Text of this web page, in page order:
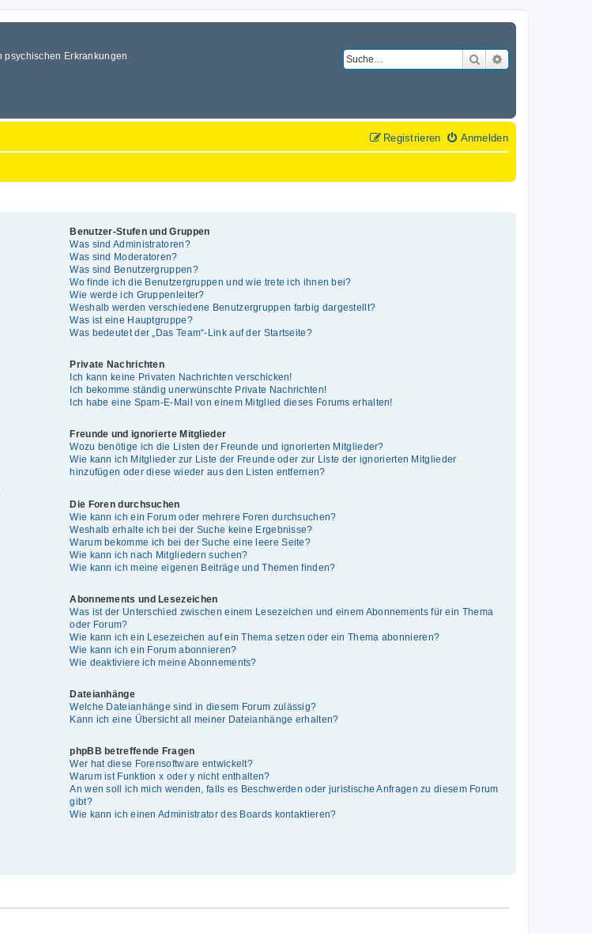
Erkrankungen Suche
Anmelden
Registrieren
Benutzer-Stufen und Gruppen
Was sind Administratoren?
Was sind Moderatoren?
Was sind Benutzergruppen?
Wo finde ich die Benutzergruppen und wie trete ich ihnen bei?
Wie werde ich Gruppenleiter?
Weshalb werden verschiedene Benutzergruppen farbig dargestellt?
Was ist eine Hauptgruppe?
Was bedeutet der „Das Team“-Link auf der Startseite?
Private Nachrichten
Ich kann keine Privaten Nachrichten verschicken!
Ich bekomme ständig unerwünschte Private Nachrichten!
Ich habe eine Spam-E-Mail von einem Mitglied dieses Forums erhalten!
Freunde und ignorierte Mitglieder
Wozu benötige ich die Listen der Freunde und ignorierten Mitglieder?
Wie kann ich Mitglieder zur Liste der Freunde oder zur Liste der ignorierten Mitglieder
hinzufügen oder diese wieder aus den Listen entfernen?
Die Foren durchsuchen
Wie kann ich ein Forum oder mehrere Foren durchsuchen?
Weshalb erhalte ich bei der Suche keine Ergebnisse?
Warum bekomme ich bei der Suche eine leere Seite?
Wie kann ich nach Mitgliedern suchen?
Wie kann ich meine eigenen Beiträge und Themen finden?
Abonnements und Lesezeichen
Was ist der Unterschied zwischen einem Lesezeichen und einem Abonnements für ein Thema
oder Forum?
Wie kann ich ein Lesezeichen auf ein Thema setzen oder ein Thema abonnieren?
Wie kann ich ein Forum abonnieren?
Wie deaktiviere ich meine Abonnements?
Dateianhänge
Welche Dateianhänge sind in diesem Forum zulässig?
Kann ich eine Übersicht all meiner Dateianhänge erhalten?
phpBB betreffende Fragen
Wer hat diese Forensoftware entwickelt?
Warum ist Funktion x oder y nicht enthalten?
An wen soll ich mich wenden, falls es Beschwerden oder juristische Anfragen zu diesem Forum
gibt?
Wie kann ich einen Administrator des Boards kontaktieren?